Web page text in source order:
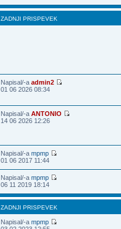
ZADNJI PRISPEVEK
Napisal/-aadmin2
01 06 2026 08:34
Napisal/-aANTONIO
14 06 2026 12:26
Napisal/-ampmp
01 06 2017 11:44
Napisal/-ampmp
06 11 2019 18:14
ZADNJI PRISPEVEK
Napisal/-ampmp